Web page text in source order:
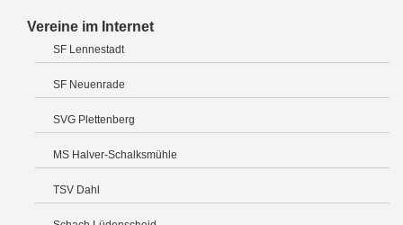
Vereine im Internet
SF Lennestadt
SF Neuenrade
SVG Plettenberg
MS Halver-Schalksmühle
TSV Dahl